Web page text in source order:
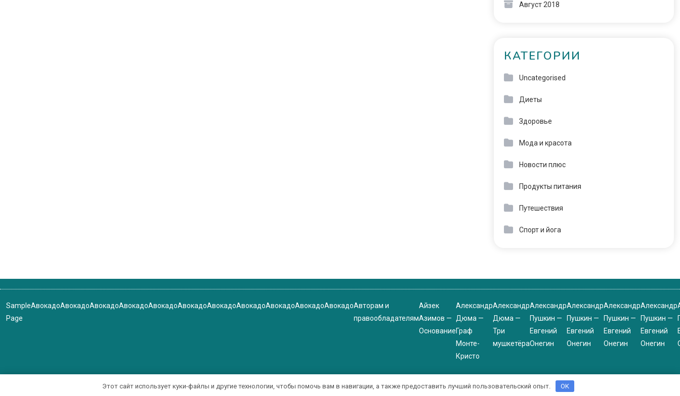
Август 2018
КАТЕГОРИИ
Uncategorised
Диеты
Здоровье
Мода и красота
Новости плюс
Продукты питания
Путешествия
Спорт и йога
Sample
Page
АвокадоАвокадоАвокадоАвокадоАвокадоАвокадоАвокадоАвокадоАвокадоАвокадоАвокадоАвторам и
правообладателям
Айзек
Азимов —
Основание
Александр
Дюма —
Граф
Монте-
Кристо
Александр
Дюма —
Три
мушкетёра
Александр
Пушкин —
Евгений
Онегин
Александр
Пушкин —
Евгений
Онегин
Александр
Пушкин —
Евгений
Онегин
Александр
Пушкин —
Евгений
Онегин
Этот сайт использует куки-файлы и другие технологии, чтобы помочь вам в навигации, а также предоставить лучший пользовательский опыт. OK